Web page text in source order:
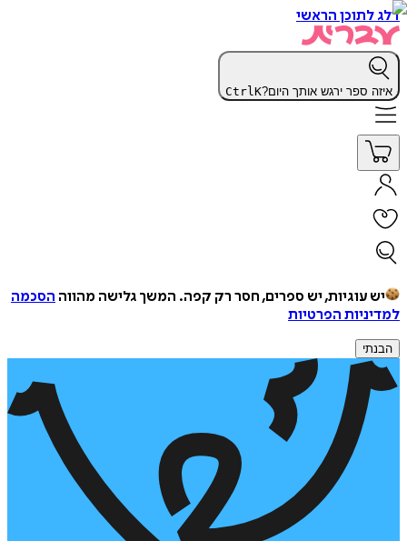
דלג לתוכן הראשי
איזה ספר ירגש אותך היום? CtrlK
יש עוגיות, יש ספרים, חסר רק קפה. המשך גלישה מהווה הסכמה
למדיניות הפרטיות
הבנתי